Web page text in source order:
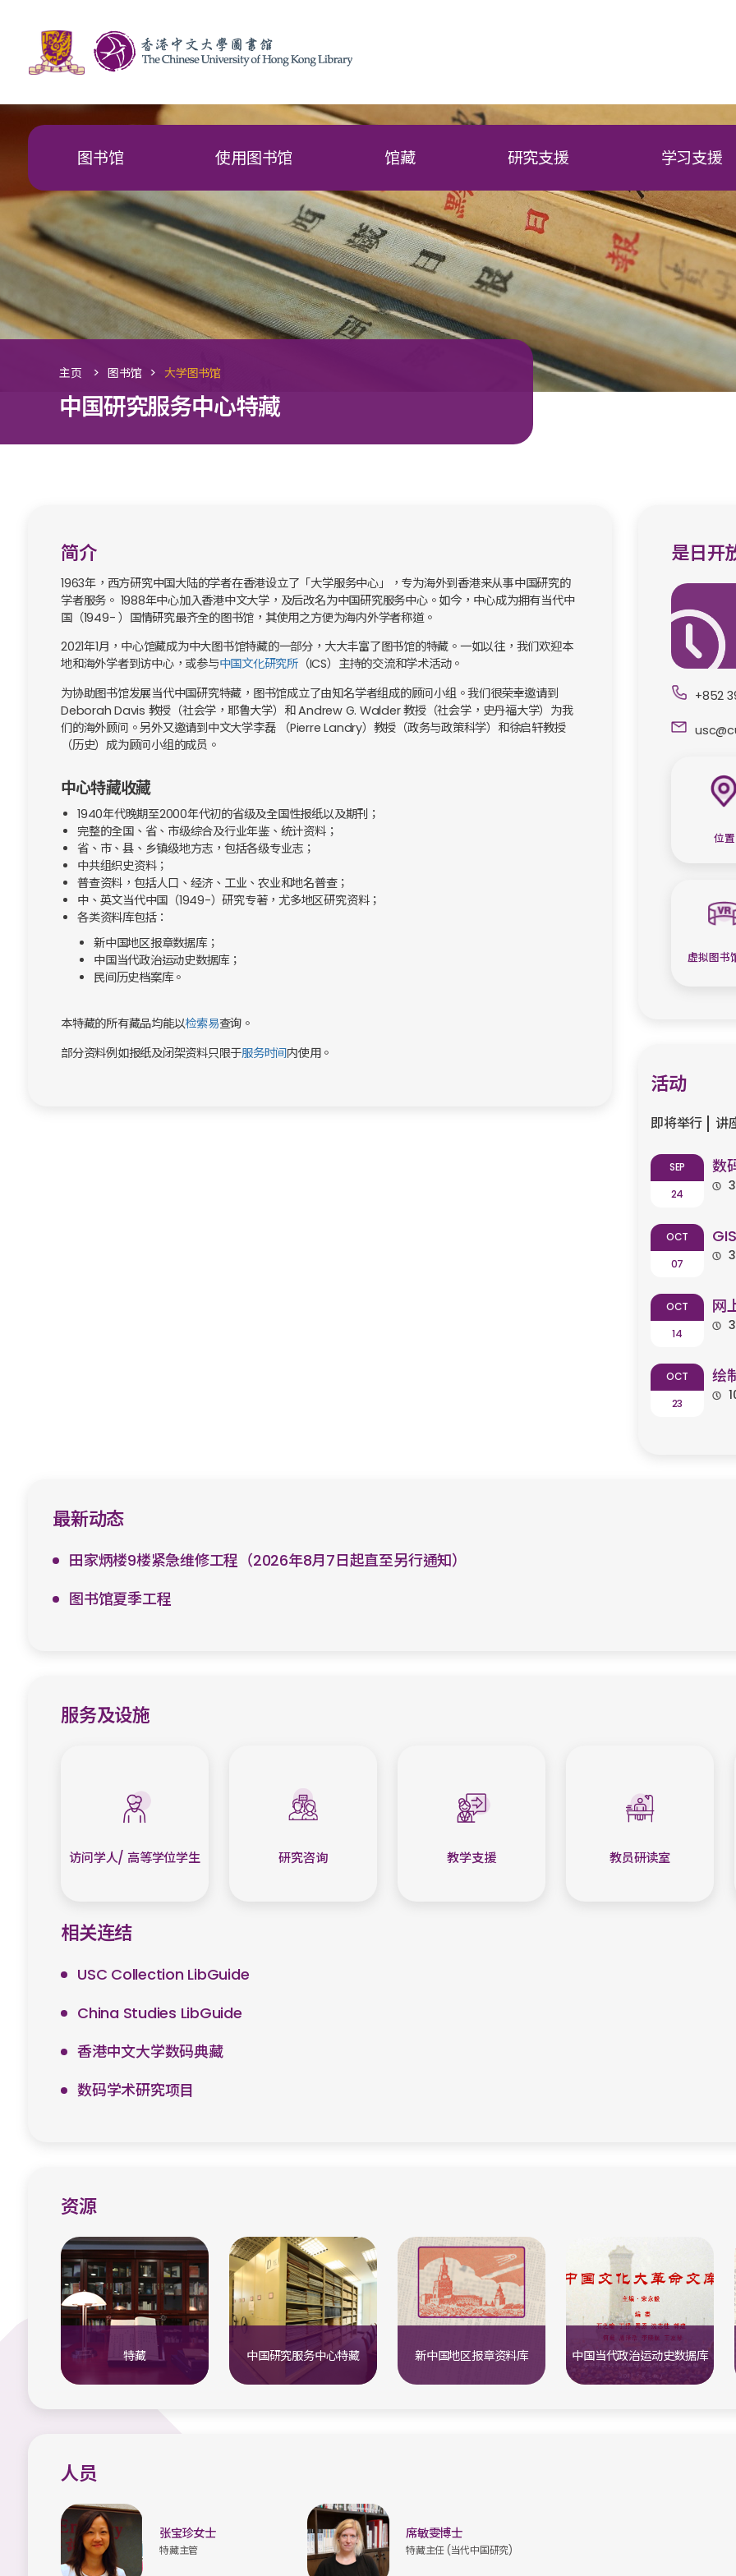
图书馆 使用图书馆 馆藏 研究支援 学习支援
主页 > 图书馆 > 大学图书馆
中国研究服务中心特藏
简介
1963年，西方研究中国大陆的学者在香港设立了「大学服务中心」，专为海外到香港来从事中国研究的
学者服务。 1988年中心加入香港中文大学，及后改名为中国研究服务中心。如今，中心成为拥有当代中
国（1949- ）国情研究最齐全的图书馆，其使用之方便为海内外学者称道。
2021年1月，中心馆藏成为中大图书馆特藏的一部分，大大丰富了图书馆的特藏。一如以往，我们欢迎本
地和海外学者到访中心，或参与中国文化研究所（ICS）主持的交流和学术活动。
为协助图书馆发展当代中国研究特藏，图书馆成立了由知名学者组成的顾问小组。我们很荣幸邀请到
Deborah Davis 教授（社会学，耶鲁大学）和 Andrew G. Walder 教授（社会学，史丹福大学）为我
们的海外顾问。另外又邀请到中文大学李磊 （Pierre Landry）教授（政务与政策科学）和徐启轩教授
（历史）成为顾问小组的成员。
中心特藏收藏
1940年代晚期至2000年代初的省级及全国性报纸以及期刊；
完整的全国、省、市级综合及行业年鉴、统计资料；
省、市、县、乡镇级地方志，包括各级专业志；
中共组织史资料；
普查资料，包括人口、经济、工业、农业和地名普查；
中、英文当代中国（1949-）研究专著，尤多地区研究资料；
各类资料库包括：
新中国地区报章数据库；
中国当代政治运动史数据库；
民间历史档案库。
本特藏的所有藏品均能以检索易查询。
部分资料例如报纸及闭架资料只限于服务时间内使用。
是日开
+852
位置
虚拟图书
活动
即将举行 讲
SEP
24
数
OCT
07
OCT
14
网
OCT
23
绘
最新动态
田家炳楼9楼紧急维修工程（2026年8月7日起直至另行通知）
图书馆夏季工程
服务及设施
访问学人/ 高等学位学生 研究咨询 教学支援 教员研读室
相关连结
USC Collection LibGuide
China Studies LibGuide
香港中文大学数码典藏
数码学术研究项目
资源
特藏 中国研究服务中心特藏 新中国地区报章资料库 中国当代政治运动史数据库
人员
张宝珍女士
特藏主管
席敏雯博士
特藏主任 (当代中国研究)